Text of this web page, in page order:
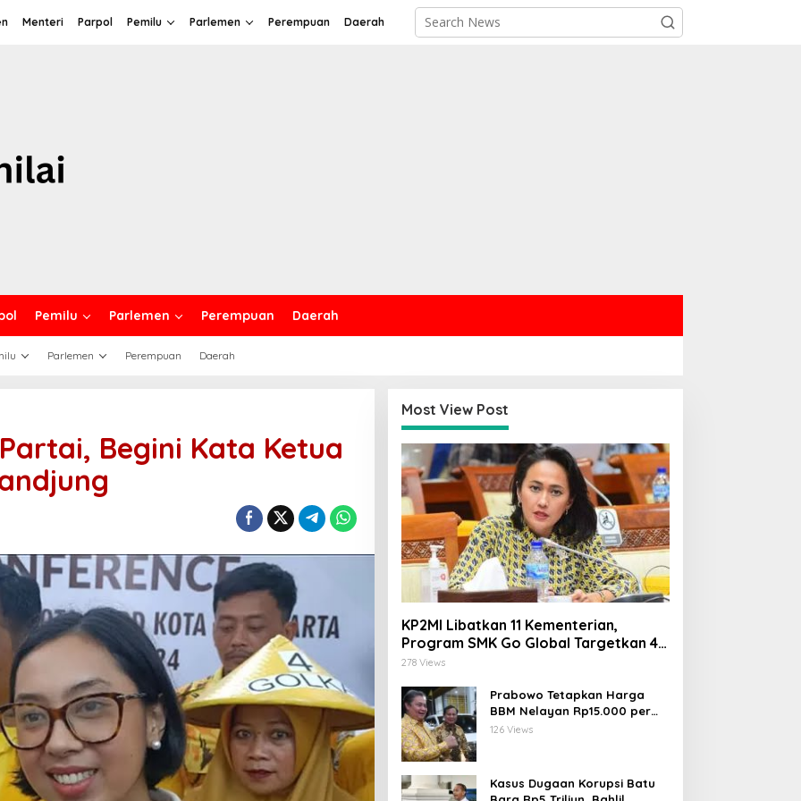
Menteri Parpol Pemilu Parlemen Perempuan Daerah
Pemilu Parlemen Perempuan Daerah
Parlemen Perempuan Daerah
Begini Kata Ketua
Most View Post
KP2MI Libatkan 11 Kementerian,
Program SMK Go Global Targetkan 40
Ribu Peserta Tahun Ini
278 Views
Prabowo Tetapkan Harga
BBM Nelayan Rp15.000 per
Liter, Berlaku untuk Kapal 30-
126 Views
Kasus Dugaan Korupsi Batu